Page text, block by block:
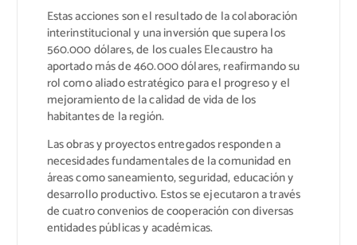
Estas acciones son el resultado de la colaboración
interinstitucional y una inversión que supera los
560.000 dólares, de los cuales Elecaustro ha
aportado más de 460.000 dólares, reafirmando su
rol como aliado estratégico para el progreso y el
mejoramiento de la calidad de vida de los
habitantes de la región.
Las obras y proyectos entregados responden a
necesidades fundamentales de la comunidad en
áreas como saneamiento, seguridad, educación y
desarrollo productivo. Estos se ejecutaron a través
de cuatro convenios de cooperación con diversas
entidades públicas y académicas.